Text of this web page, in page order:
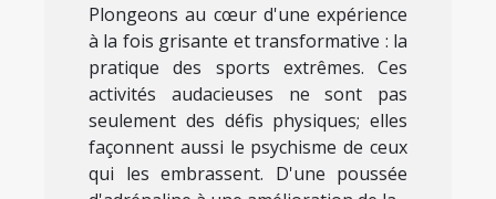
Plongeons au cœur d'une expérience
à la fois grisante et transformative : la
pratique des sports extrêmes. Ces
activités audacieuses ne sont pas
seulement des défis physiques; elles
façonnent aussi le psychisme de ceux
qui les embrassent. D'une poussée